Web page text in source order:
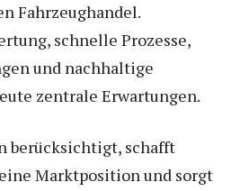
Fahrzeughandel.
schnelle Prozesse,
und nachhaltige
zentrale Erwartungen.
berücksichtigt, schafft
Marktposition und sorgt